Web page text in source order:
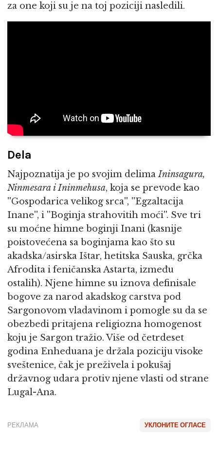
za one koji su je na toj poziciji nasledili.
Dela
Najpoznatija je po svojim delimaIninsagura,
Ninmesara i Ininmehusa, koja se prevode kao
''Gospodarica velikog srca'', ''Egzaltacija
Inane'', i ''Boginja strahovitih moći''. Sve tri
su moćne himne boginji Inani (kasnije
poistovećena sa boginjama kao što su
akadska/asirska Ištar, hetitska Sauska, grčka
Afrodita i feničanska Astarta, između
ostalih). Njene himne su iznova definisale
bogove za narod akadskog carstva pod
Sargonovom vladavinom i pomogle su da se
obezbedi pritajena religiozna homogenost
koju je Sargon tražio. Više od četrdeset
godina Enheduana je držala poziciju visoke
sveštenice, čak je preživela i pokušaj
državnog udara protiv njene vlasti od strane
Lugal-Ana.
УКЛОНИТЕ ОГЛАСЕ
РЕКЛАМА